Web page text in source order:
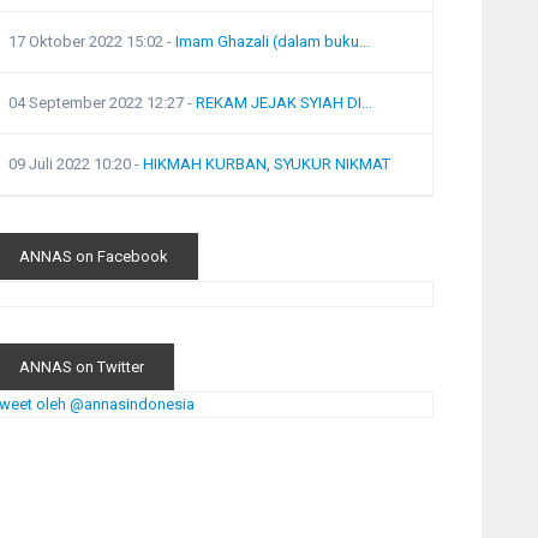
17 Oktober 2022 15:02 - Imam Ghazali (dalam buku...
04 September 2022 12:27 - REKAM JEJAK SYIAH DI...
09 Juli 2022 10:20 - HIKMAH KURBAN, SYUKUR NIKMAT
ANNAS on Facebook
ANNAS on Twitter
oleh @annasindonesia